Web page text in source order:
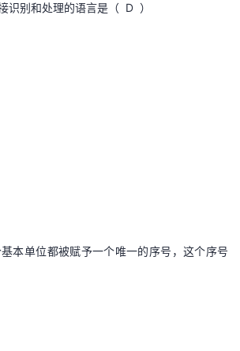
别和处理的语言是（ D ）
单位都被赋予一个唯一的序号，这个序号